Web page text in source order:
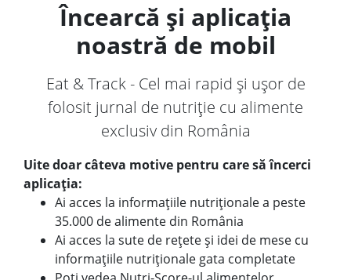
Încearcă și aplicația
noastră de mobil
Eat & Track - Cel mai rapid și ușor de
folosit jurnal de nutriție cu alimente
exclusiv din România
Uite doar câteva motive pentru care să încerci
aplicația:
Ai acces la informațiile nutriționale a peste
35.000 de alimente din România
Ai acces la sute de rețete și idei de mese cu
informațiile nutriționale gata completate